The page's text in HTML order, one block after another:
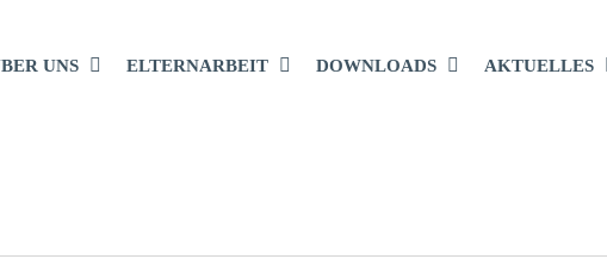
UNS ELTERNARBEIT DOWNLOADS AKTUELLES